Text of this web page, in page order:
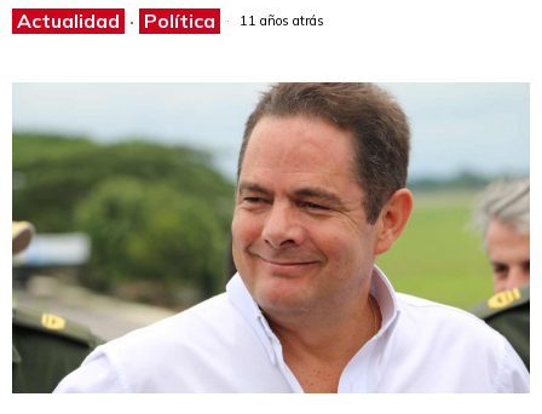
Actualidad · Política 11 años atrás